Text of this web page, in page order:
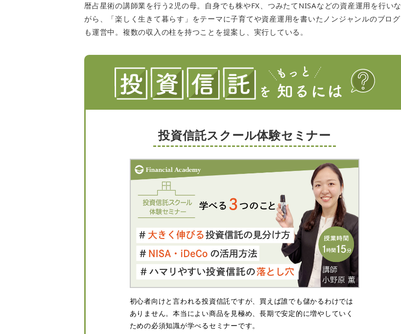
暦占星術の講師業を行う2児の母。自身でも株やFX、つみたてNISAなどの資産運用を行いな
がら、「楽しく生きて暮らす」をテーマに子育てや資産運用を書いたノンジャンルのブログ
も運営中。複数の収入の柱を持つことを提案し、実行している。
投資信託スクール体験セミナー
初心者向けと言われる投資信託ですが、買えば誰でも儲かるわけでは
ありません。本当によい商品を見極め、長期で安定的に増やしていく
ための必須知識が学べるセミナーです。